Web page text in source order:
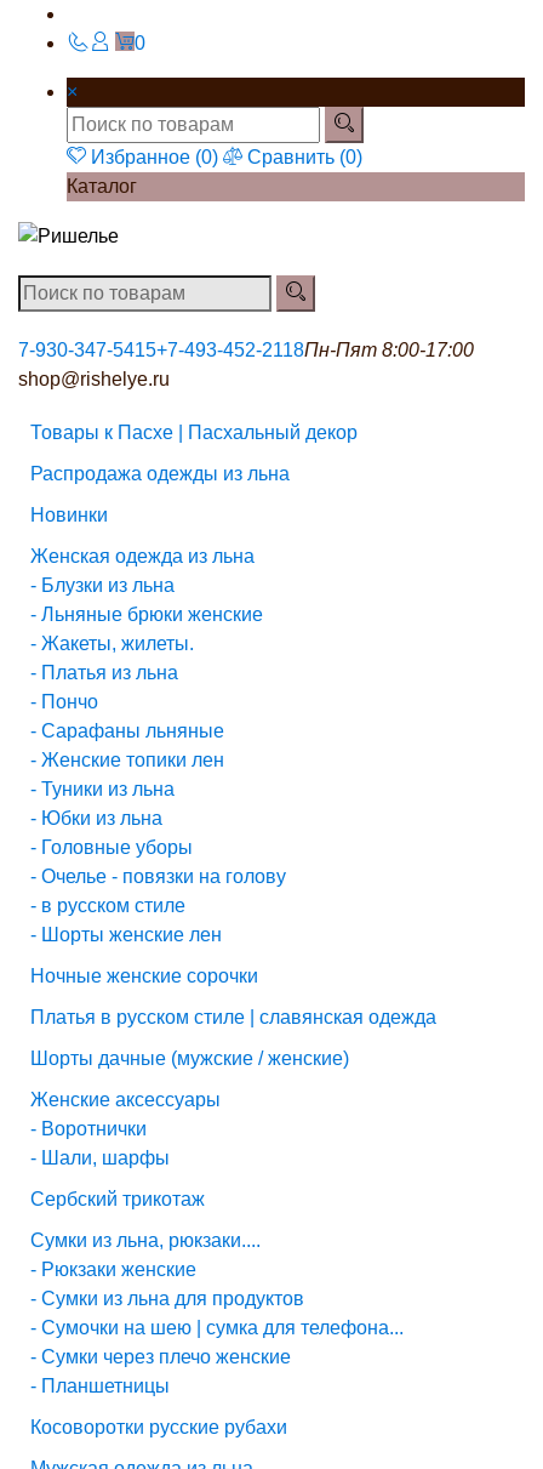
0
×
Избранное (0) Сравнить (0)
Каталог
7-930-347-5415+7-493-452-2118Пн-Пят 8:00-17:00
shop@rishelye.ru
Товары к Пасхе | Пасхальный декор
Распродажа одежды из льна
Новинки
Женская одежда из льна
- Блузки из льна
- Льняные брюки женские
- Жакеты, жилеты.
- Платья из льна
- Пончо
- Сарафаны льняные
- Женские топики лен
- Туники из льна
- Юбки из льна
- Головные уборы
- Очелье - повязки на голову
- в русском стиле
- Шорты женские лен
Ночные женские сорочки
Платья в русском стиле | славянская одежда
Шорты дачные (мужские / женские)
Женские аксессуары
- Воротнички
- Шали, шарфы
Сербский трикотаж
Сумки из льна, рюкзаки....
- Рюкзаки женские
- Сумки из льна для продуктов
- Сумочки на шею | сумка для телефона...
- Сумки через плечо женские
- Планшетницы
Косоворотки русские рубахи